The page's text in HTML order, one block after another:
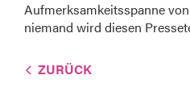
Aufmerksamkeitsspanne
niemand wird diesen
ZURÜCK